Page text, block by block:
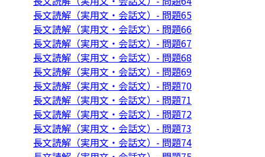
長文読解（実用文・会話文）- 問題65
長文読解（実用文・会話文）- 問題66
長文読解（実用文・会話文）- 問題67
長文読解（実用文・会話文）- 問題68
長文読解（実用文・会話文）- 問題69
長文読解（実用文・会話文）- 問題70
長文読解（実用文・会話文）- 問題71
長文読解（実用文・会話文）- 問題72
長文読解（実用文・会話文）- 問題73
長文読解（実用文・会話文）- 問題74